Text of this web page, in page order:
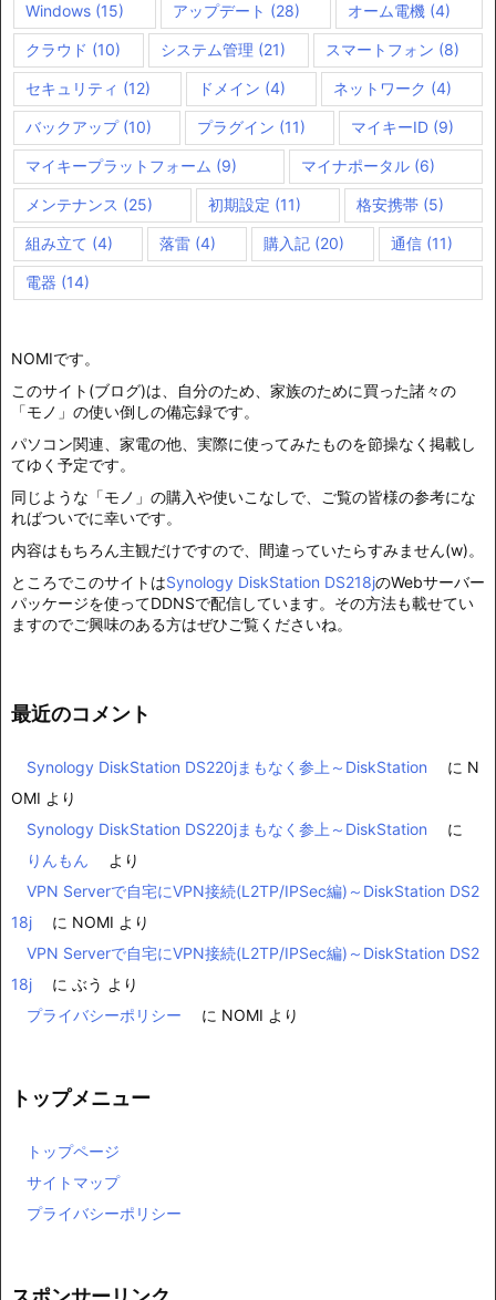
Windows (15) アップデート (28) オーム電機 (4)
クラウド (10) システム管理 (21) スマートフォン (8)
セキュリティ (12) ドメイン (4) ネットワーク (4)
バックアップ(10) プラグイン (11) マイキーID (9)
マイキープラットフォーム (9) マイナポータル (6)
メンテナンス (25) 初期設定 (11) 格安携帯 (5)
組み立て (4) 落雷 (4) 購入記(20) 通信(11)
電器 (14)
NOMIです。
このサイト(ブログ)は、自分のため、家族のために買った諸々の
「モノ」の使い倒しの備忘録です。
パソコン関連、家電の他、実際に使ってみたものを節操なく掲載し
てゆく予定です。
同じような「モノ」の購入や使いこなしで、ご覧の皆様の参考にな
ればついでに幸いです。
内容はもちろん主観だけですので、間違っていたらすみません(w)。
ところでこのサイトはSynology DiskStation DS218jのWebサーバー
パッケージを使ってDDNSで配信しています。その方法も載せてい
ますのでご興味のある方はぜひご覧くださいね。
最近のコメント
Synology DiskStation DS220jまもなく参上～DiskStation に N
OMI より
Synology DiskStation DS220jまもなく参上～DiskStation
に
りんもん
より
VPN Serverで自宅にVPN接続(L2TP/IPSec編)～DiskStation DS2
18j
に NOMI より
VPN Serverで自宅にVPN接続(L2TP/IPSec編)～DiskStation DS2
18j
に ぶう より
プライバシーポリシー
に NOMI より
トップメニュー
トップページ
サイトマップ
プライバシーポリシー